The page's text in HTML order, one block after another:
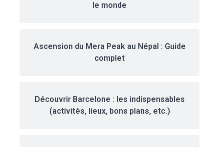
le monde
Ascension du Mera Peak au Népal : Guide
complet
Découvrir Barcelone : les indispensables
(activités, lieux, bons plans, etc.)